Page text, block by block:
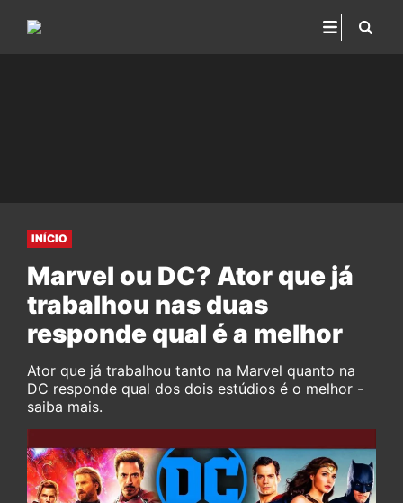
INÍCIO
Marvel ou DC? Ator que já
trabalhou nas duas
responde qual é a melhor
Ator que já trabalhou tanto na Marvel quanto na
DC responde qual dos dois estúdios é o melhor -
saiba mais.